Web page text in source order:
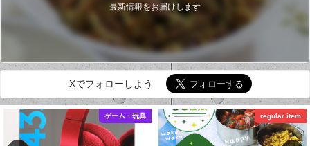
最新情報をお届けします
Xでフォローしよう
ゲーム・玩具 regular item